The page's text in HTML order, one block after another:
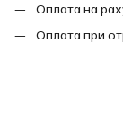
Оплата на
Оплата при